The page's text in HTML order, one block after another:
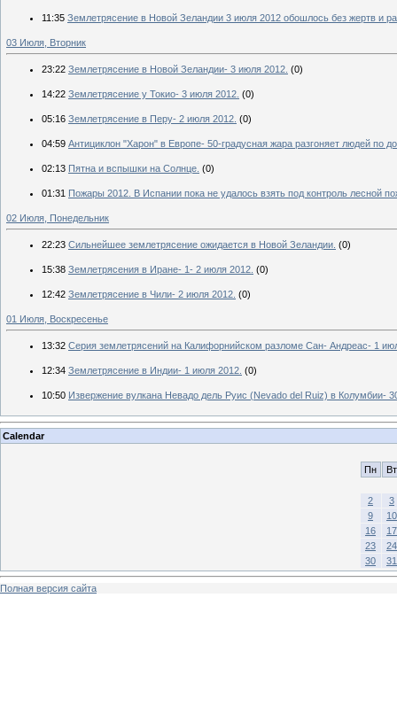
11:35 Землетрясение в Новой Зеландии 3 июля 2012 обошлось без жертв и
03 Июля, Вторник
23:22 Землетрясение в Новой Зеландии- 3 июля 2012. (0)
14:22 Землетрясение у Токио- 3 июля 2012. (0)
05:16 Землетрясение в Перу- 2 июля 2012. (0)
04:59 Антициклон "Харон" в Европе- 50-градусная жара разгоняет людей по
02:13 Пятна и вспышки на Солнце. (0)
01:31 Пожары 2012. В Испании пока не удалось взять под контроль лесной
02 Июля, Понедельник
22:23 Сильнейшее землетрясение ожидается в Новой Зеландии. (0)
15:38 Землетрясения в Иране- 1- 2 июля 2012. (0)
12:42 Землетрясение в Чили- 2 июля 2012. (0)
01 Июля, Воскресенье
13:32 Серия землетрясений на Калифорнийском разломе Сан- Андреас- 1
12:34 Землетрясение в Индии- 1 июля 2012. (0)
10:50 Извержение вулкана Невадо дель Руис (Nevado del Ruiz) в Колумбии-
Calendar
Пн Вт
2
3
9
10
16
17
23
24
30
31
Полная версия сайта